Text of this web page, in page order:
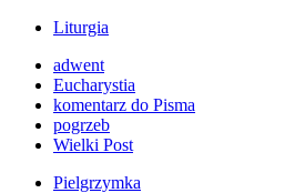
Liturgia
adwent
Eucharystia
komentarz do Pisma
pogrzeb
Wielki Post
Pielgrzymka